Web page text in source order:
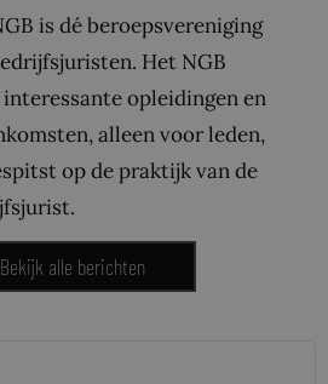
is dé beroepsvereniging
Het NGB
opleidingen en
alleen voor leden,
op de praktijk van de
Bekijk alle berichten